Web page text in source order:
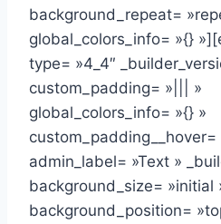
background_repeat=
global_colors_info= »{}
type= »4_4″
custom_padding= »||| »
global_colors_info= »{} »
admin_label= »Text »
background_size= »initial
background_position=